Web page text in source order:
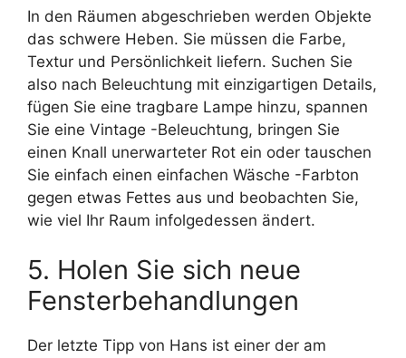
In den Räumen abgeschrieben werden Objekte
das schwere Heben. Sie müssen die Farbe,
Textur und Persönlichkeit liefern. Suchen Sie
also nach Beleuchtung mit einzigartigen Details,
fügen Sie eine tragbare Lampe hinzu, spannen
Sie eine Vintage -Beleuchtung, bringen Sie
einen Knall unerwarteter Rot ein oder tauschen
Sie einfach einen einfachen Wäsche -Farbton
gegen etwas Fettes aus und beobachten Sie,
wie viel Ihr Raum infolgedessen ändert.
5. Holen Sie sich neue
Fensterbehandlungen
Der letzte Tipp von Hans ist einer der am